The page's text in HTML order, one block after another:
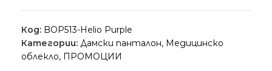
Код: BOP513-Helio Purple
Категории: Дамски панталон, Медицинско
облекло, ПРОМОЦИИ